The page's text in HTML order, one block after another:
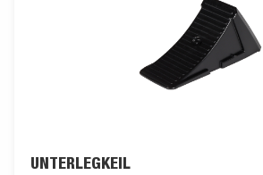
UNTERLEGKEIL